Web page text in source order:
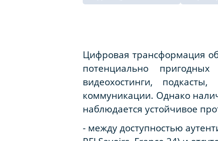
Цифровая трансформация
потенциально
видеохостинги,
коммуникации. Однако
наблюдается устойчивое
- между доступностью